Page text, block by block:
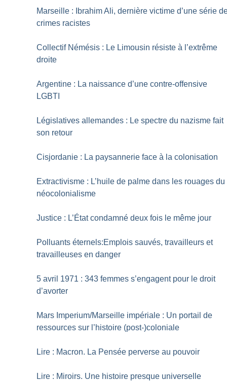
Marseille : Ibrahim Ali, dernière victime d’une série
crimes racistes
Collectif Némésis : Le Limousin résiste à l’extrême
droite
Argentine : La naissance d’une contre-offensive
LGBTI
Législatives allemandes : Le spectre du nazisme fait
son retour
Cisjordanie : La paysannerie face à la colonisation
Extractivisme : L’huile de palme dans les rouages du
néocolonialisme
Justice : L’État condamné deux fois le même jour
Polluants éternels:Emplois sauvés, travailleurs et
travailleuses en danger
5 avril 1971 : 343 femmes s’engagent pour le droit
d’avorter
Mars Imperium/Marseille impériale : Un portail de
ressources sur l’histoire (post-)coloniale
Lire : Macron. La Pensée ­perverse au pouvoir
Lire : Miroirs. Une histoire presque universelle